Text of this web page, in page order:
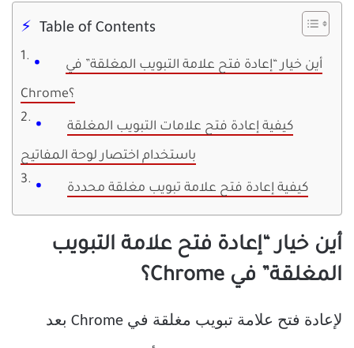
Table of Contents
أين خيار “إعادة فتح علامة التبويب المغلقة” في
Chrome؟
كيفية إعادة فتح علامات التبويب المغلقة
باستخدام اختصار لوحة المفاتيح
كيفية إعادة فتح علامة تبويب مغلقة محددة
أين خيار “إعادة فتح علامة التبويب
المغلقة” في Chrome؟
لإعادة فتح علامة تبويب مغلقة في Chrome بعد